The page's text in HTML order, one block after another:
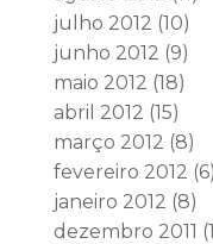
julho 2012 (10)
junho 2012 (9)
maio 2012 (18)
abril 2012 (15)
março 2012 (8)
fevereiro 2012 (6)
janeiro 2012 (8)
dezembro 2011